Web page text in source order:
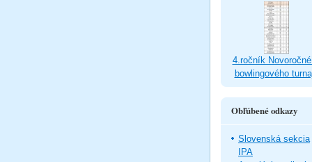
4.ročník
bowlingového
Obľúbené odkazy
Slovenská sekcia
IPA